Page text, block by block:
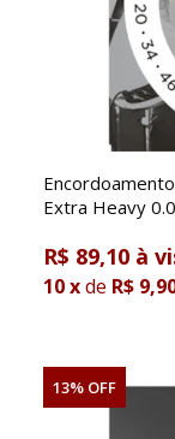
Extra Heavy
R$ 89,10
10xde R$
13% OFF